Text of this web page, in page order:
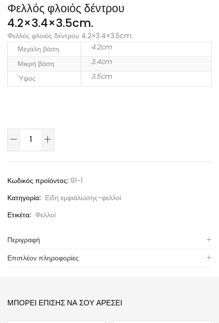
Φελλός φλοιός δέντρου
4.2×3.4×3.5cm.
Φελλός φλοιός δέντρου 4.2×3.4×3.5cm.
Μεγάλη βάση
4.2cm
Μικρή βάση
3.4cm
Ύψος
3.5cm
Κωδικός προϊόντος: 91-1
Κατηγορία: Είδη εμφιάλωσης-φελλοί
Ετικέτα: Φελλοί
Περιγραφή
Επιπλέον πληροφορίες
ΜΠΟΡΕΊ ΕΠΊΣΗΣ ΝΑ ΣΟΥ ΑΡΈΣΕΙ